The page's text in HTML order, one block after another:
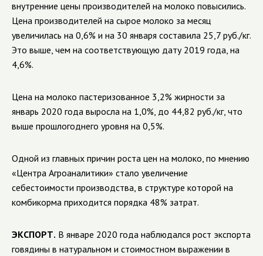
внутренние цены производителей на молоко повысились.
Цена производителей на сырое молоко за месяц
увеличилась на 0,6% и на 30 января составила 25,7 руб./кг.
Это выше, чем на соответствующую дату 2019 года, на
4,6%.
Цена на молоко пастеризованное 3,2% жирности за
январь 2020 года выросла на 1,0%, до 44,82 руб./кг, что
выше прошлогоднего уровня на 0,5%.
Одной из главных причин роста цен на молоко, по мнению
«Центра Агроаналитики» стало увеличение
себестоимости производства, в структуре которой на
комбикорма приходится порядка 48% затрат.
ЭКСПОРТ. В январе 2020 года наблюдался рост экспорта
говядины в натуральном и стоимостном выражении в